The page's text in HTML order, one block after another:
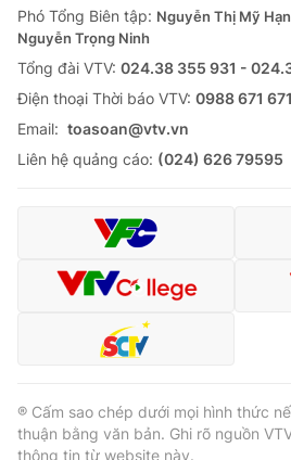
Phó Tổng Biên tập: Nguyễn Thị Mỹ
Nguyễn Trọng Ninh
Tổng đài VTV: 024.38 355 931 -
Ðiện thoại Thời báo VTV: 0988 671 671
Email: toasoan@vtv.vn
Liên hệ quảng cáo: (024) 626 79595
® Cấm sao chép dưới mọi hình thức
thuận bằng văn bản. Ghi rõ nguồn
thông tin từ website này.